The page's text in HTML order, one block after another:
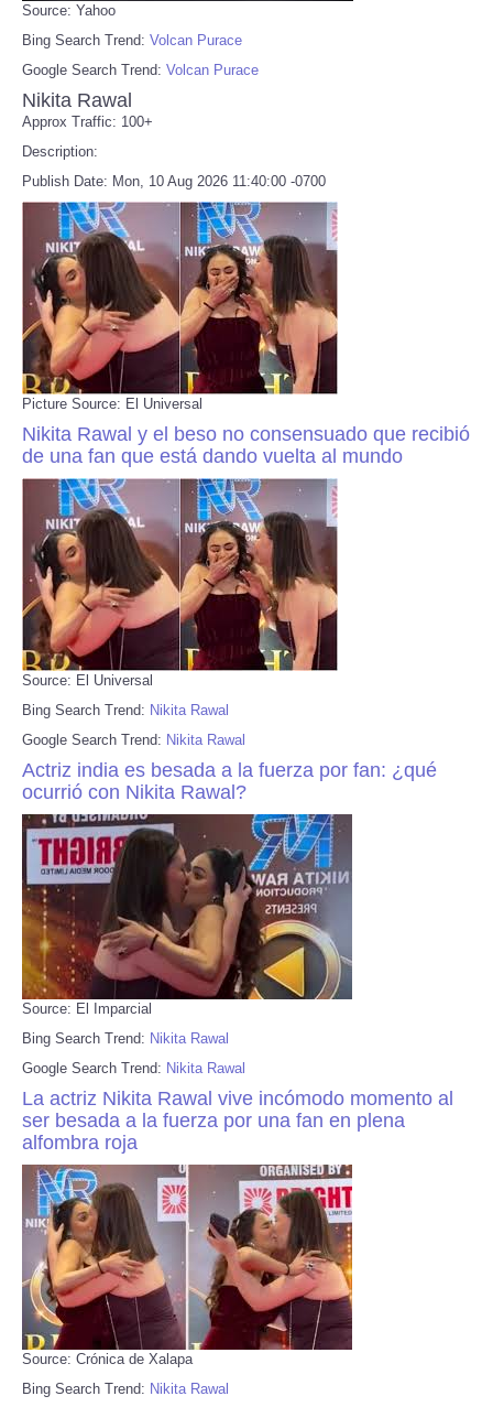
Source: Yahoo
Bing Search Trend: Volcan Purace
Google Search Trend: Volcan Purace
Nikita Rawal
Approx Traffic: 100+
Description:
Publish Date: Mon, 10 Aug 2026 11:40:00 -0700
Picture Source: El Universal
Nikita Rawal y el beso no consensuado que recibió
de una fan que está dando vuelta al mundo
Source: El Universal
Bing Search Trend: Nikita Rawal
Google Search Trend: Nikita Rawal
Actriz india es besada a la fuerza por fan: ¿qué
ocurrió con Nikita Rawal?
Source: El Imparcial
Bing Search Trend: Nikita Rawal
Google Search Trend: Nikita Rawal
La actriz Nikita Rawal vive incómodo momento al
ser besada a la fuerza por una fan en plena
alfombra roja
Source: Crónica de Xalapa
Bing Search Trend: Nikita Rawal